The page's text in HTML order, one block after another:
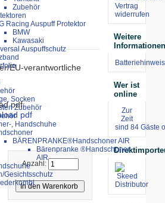
Zubehör
Racing Auspuff Protektor
BMW
Kawasaki
Auspuffschutz
Socken
Zubehör
, Handschuhe
BÄRENPRANKE®Handschoner AIR
Bärenpranke ®Handschoner
AIR
Gesichtsschutz
EU-verantwortliche
pdf:
Anzahl:
Vertrag
widerrufen
Weitere
Batteriehinweis
Wer ist
online
Zur
Zeit
sind 84 Gäste